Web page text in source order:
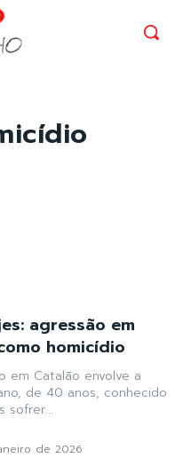
agressão em
homicídio
em Catalão envolve a
de 40 anos, conhecido
sofrer...
de 2026